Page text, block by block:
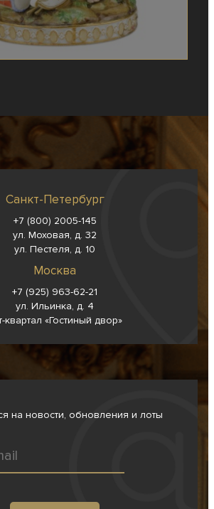
Санкт-Петербург
+7 (800) 2005-145
ул. Моховая, д. 32
ул. Пестеля, д. 10
Москва
+7 (925) 963-62-21
ул. Ильинка, д. 4
квартал «Гостиный двор»
на новости, обновления и лоты